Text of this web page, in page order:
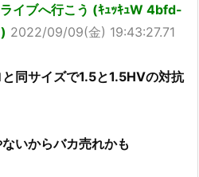
イブへ行こう (ｷｭｯｷｭW 4bfd-
2022/09/09(金) 19:43:27.71
同サイズで1.5と1.5HVの対抗
いからバカ売れかも